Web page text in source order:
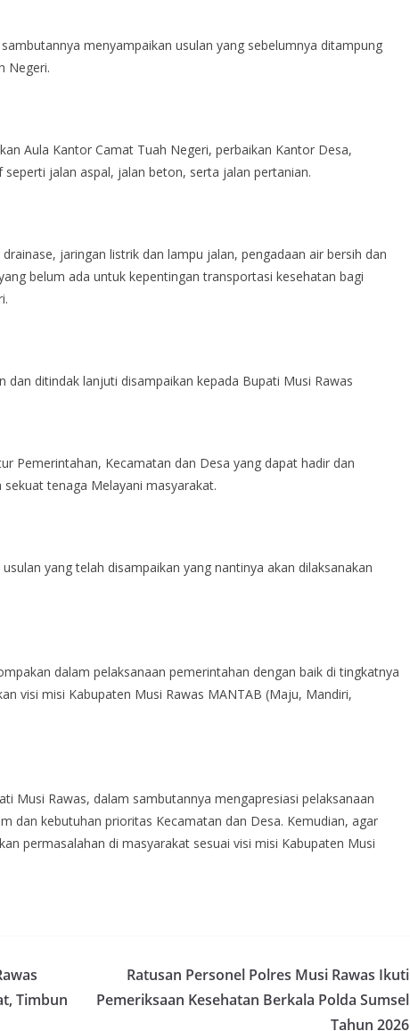
menyampaikan usulan yang sebelumnya ditampung
Negeri.
Aula Kantor Camat Tuah Negeri, perbaikan Kantor Desa,
jalan aspal, jalan beton, serta jalan pertanian.
jaringan listrik dan lampu jalan, pengadaan air bersih dan
belum ada untuk kepentingan transportasi kesehatan bagi
dan ditindak lanjuti disampaikan kepada Bupati Musi Rawas
Pemerintahan, Kecamatan dan Desa yang dapat hadir dan
tenaga Melayani masyarakat.
yang telah disampaikan yang nantinya akan dilaksanakan
dalam pelaksanaan pemerintahan dengan baik di tingkatnya
visi misi Kabupaten Musi Rawas MANTAB (Maju, Mandiri,
Musi Rawas, dalam sambutannya mengapresiasi pelaksanaan
dan kebutuhan prioritas Kecamatan dan Desa. Kemudian, agar
permasalahan di masyarakat sesuai visi misi Kabupaten Musi
Timbun
Ratusan Personel Polres Musi Rawas Ikuti
Pemeriksaan Kesehatan Berkala Polda Sumsel
Tahun 2026